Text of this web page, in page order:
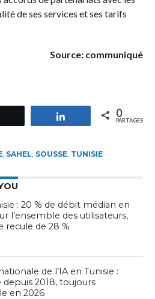
de ses services et ses tarifs
Source: communiqué
Partagez 0
PARTAGES
, SAHEL, SOUSSE, TUNISIE
: 20 % de débit médian en
l’ensemble des utilisateurs,
recule de 28 %
de l’IA en Tunisie :
2018, toujours
en 2026